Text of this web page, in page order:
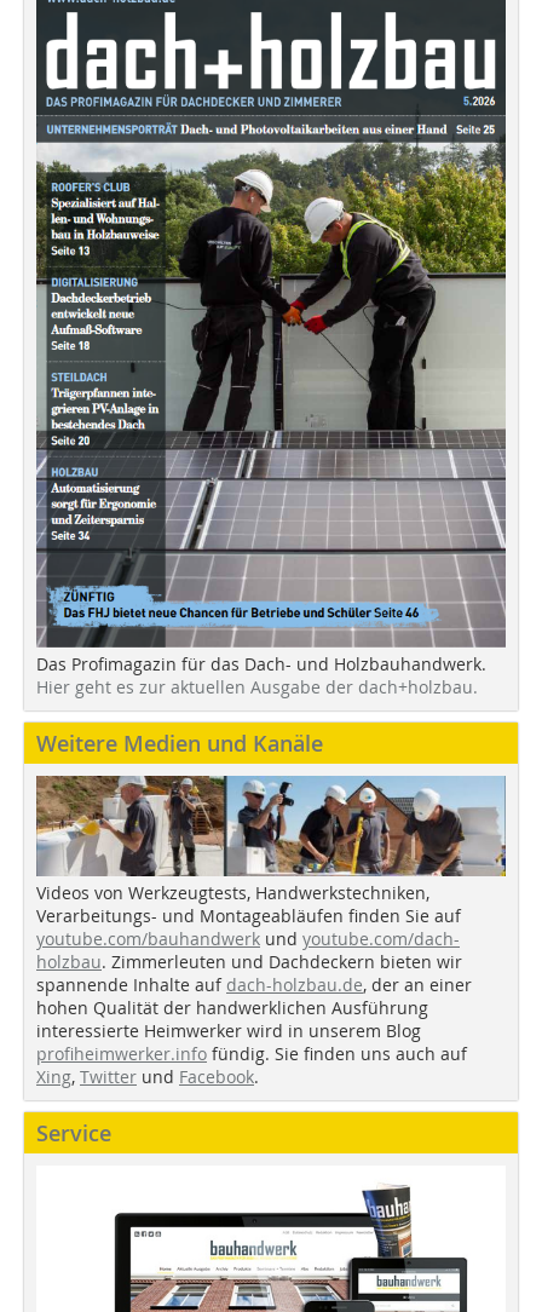
Das Profimagazin für das Dach- und Holzbauhandwerk.
Hier geht es zur aktuellen Ausgabe der dach+holzbau.
Weitere Medien und Kanäle
Videos von Werkzeugtests, Handwerkstechniken,
Verarbeitungs- und Montageabläufen finden Sie auf
youtube.com/bauhandwerk und youtube.com/dach-
holzbau. Zimmerleuten und Dachdeckern bieten wir
spannende Inhalte auf dach-holzbau.de, der an einer
hohen Qualität der handwerklichen Ausführung
interessierte Heimwerker wird in unserem Blog
profiheimwerker.info fündig. Sie finden uns auch auf
Xing, Twitter und Facebook.
Service